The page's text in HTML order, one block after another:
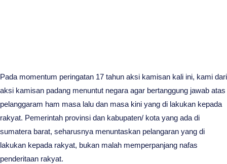
Pada momentum peringatan 17 tahun aksi kamisan kali ini, kami dari
aksi kamisan padang menuntut negara agar bertanggung jawab atas
pelanggaram ham masa lalu dan masa kini yang di lakukan kepada
rakyat. Pemerintah provinsi dan kabupaten/ kota yang ada di
sumatera barat, seharusnya menuntaskan pelangaran yang di
lakukan kepada rakyat, bukan malah memperpanjang nafas
penderitaan rakyat.